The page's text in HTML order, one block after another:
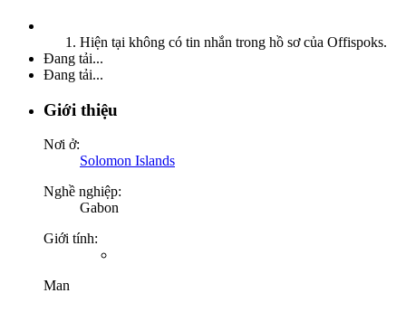
Hiện tại không có tin nhắn trong hồ sơ của Offispoks.
Đang tải...
Đang tải...
Giới thiệu
Nơi ở:
Solomon Islands
Nghề nghiệp:
Gabon
Giới tính:
Man